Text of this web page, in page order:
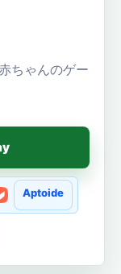
ちゃんのゲー
Aptoide